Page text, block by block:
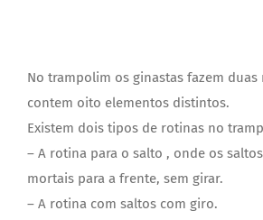
No trampolim os ginastas fazem duas
contem oito elementos distintos.
Existem dois tipos de rotinas no
– A rotina para o salto , onde os
mortais para a frente, sem girar.
– A rotina com saltos com giro.